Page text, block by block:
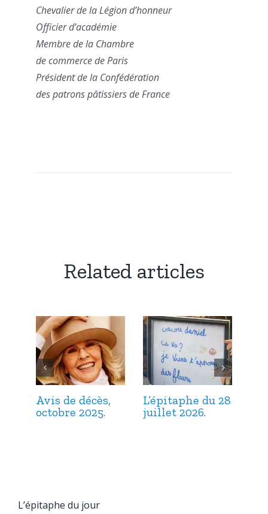
Chevalier de la Légion d’honneur
Officier d’académie
Membre de la Chambre
de commerce de Paris
Président de la Confédération
des patrons pâtissiers de France
Related articles
Avis de décès,
octobre 2025.
L’épitaphe du 28
juillet 2026.
L’épitaphe du jour